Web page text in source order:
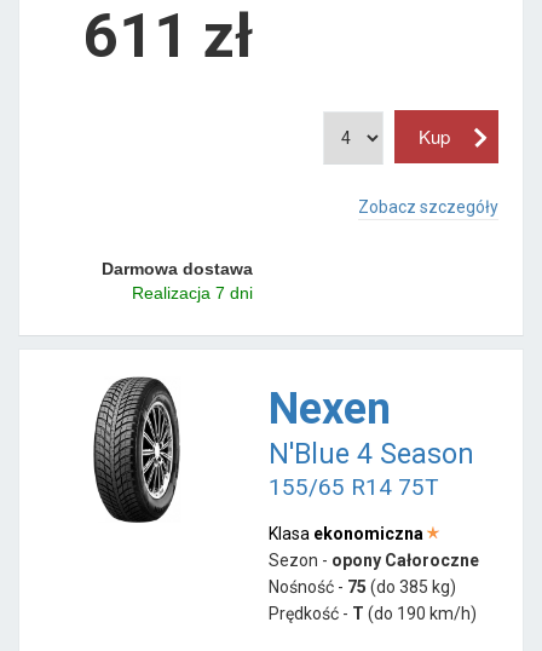
611 zł
Zobacz szczegóły
Darmowa dostawa
Realizacja 7 dni
Nexen
N'Blue 4 Season
155/65 R14 75T
Klasa ekonomiczna
Sezon - opony Całoroczne
Nośność - 75 (do 385 kg)
Prędkość - T (do 190 km/h)